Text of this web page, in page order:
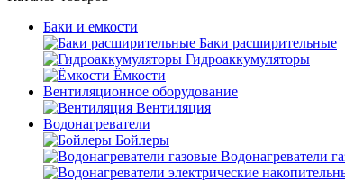
Баки и емкости
Баки расширительные
Гидроаккумуляторы
Ёмкости
Вентиляционное оборудование
Вентиляция
Водонагреватели
Бойлеры
Водонагреватели